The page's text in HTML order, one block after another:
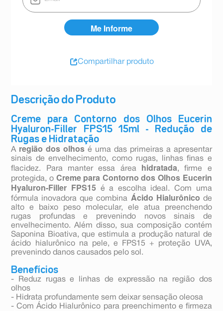
Descrição do Produto
Creme para Contorno dos Olhos Eucerin
Hyaluron-Filler FPS15 15ml - Redução de
Rugas e Hidratação
A região dos olhos é uma das primeiras a apresentar
sinais de envelhecimento, como rugas, linhas finas e
flacidez. Para manter essa área hidratada, firme e
protegida, o Creme para Contorno dos Olhos Eucerin
Hyaluron-Filler FPS15 é a escolha ideal. Com uma
fórmula inovadora que combina Ácido Hialurônico de
alto e baixo peso molecular, ele atua preenchendo
rugas profundas e prevenindo novos sinais de
envelhecimento. Além disso, sua composição contém
Saponina Bioativa, que estimula a produção natural de
ácido hialurônico na pele, e FPS15 + proteção UVA,
prevenindo danos causados pelo sol.
Benefícios
- Reduz rugas e linhas de expressão na região dos
olhos
- Hidrata profundamente sem deixar sensação oleosa
- Com Ácido Hialurônico para preenchimento e firmeza
Compartilhar produto